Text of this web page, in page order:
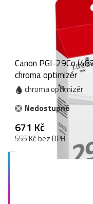
Canon PGI-29Co
chroma optimizér
chroma optimizér
Nedostupné
671 Kč
555 Kč bez DPH